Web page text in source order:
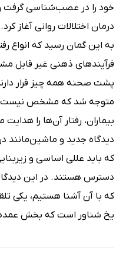
خود را در عصب‌شناسی گرفت و
درمان اختلالات روانی آغاز
به این گمان رسید که انواع
فرآیندهای ذهنی غیر قابل
پشت صحنه همه‌ چیز قرار
متوجه شد که مشخص نیست
بیماران، رفتار آن‌ها را
دیدگاه جدید و ماشین‌مانند
که باید عللی اساسی و
دسترس هستند. در این
که با آن آشنا هستیم، یکی
یخ شناور است که بخش